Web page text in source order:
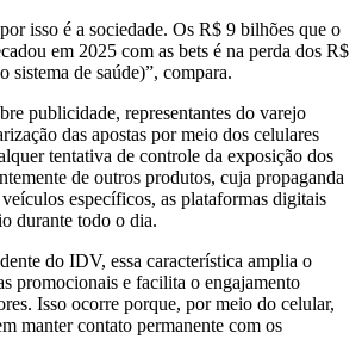
isso é a sociedade. Os R$ 9 bilhões que o
em 2025 com as bets é na perda dos R$
sistema de saúde)”, compara.
publicidade, representantes do varejo
das apostas por meio dos celulares
tentativa de controle da exposição dos
de outros produtos, cuja propaganda
específicos, as plataformas digitais
durante todo o dia.
do IDV, essa característica amplia o
promocionais e facilita o engajamento
Isso ocorre porque, por meio do celular,
manter contato permanente com os